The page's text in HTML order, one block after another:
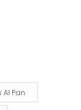
Pan